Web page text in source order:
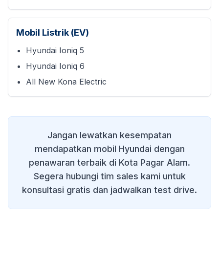
Mobil Listrik (EV)
Hyundai Ioniq 5
Hyundai Ioniq 6
All New Kona Electric
Jangan lewatkan kesempatan
mendapatkan mobil Hyundai dengan
penawaran terbaik di Kota Pagar Alam.
Segera hubungi tim sales kami untuk
konsultasi gratis dan jadwalkan test drive.